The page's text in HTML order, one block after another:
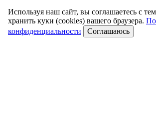
Используя наш сайт, вы соглашаетесь с
хранить куки (cookies) вашего браузера.
конфиденциальности
Соглашаюсь